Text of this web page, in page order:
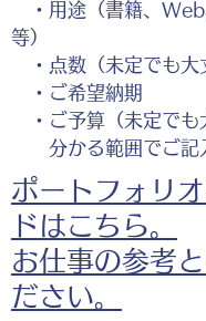
・用途（書籍、Web
等）
・点数（未定でも大
・ご希望納期
・ご予算（未定でも
分かる範囲でご記
ポートフォリ
ドはこちら。
お仕事の参考
ださい。